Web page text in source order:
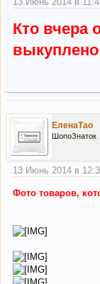
Кто вчера
ЕленаТао
ШопоЗнаток
13 Июнь 2014 в
Фото товаров,